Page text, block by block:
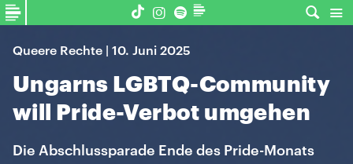
Queere Rechte | 10. Juni 2025
Ungarns LGBTQ-Community
will Pride-Verbot umgehen
Die Abschlussparade Ende des Pride-Monats